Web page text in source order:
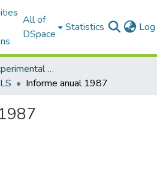
All of
DSpace
Statistics
4.- Estación Experimental Litoral Sur
Informe anual 1987